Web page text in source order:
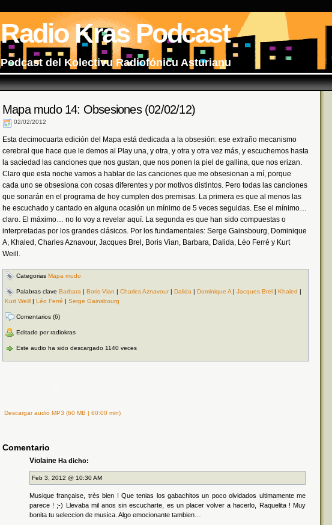
Radio Kras Podcast
Podcast del Kolectivu Radiofónicu Asturianu
Mapa mudo 14: Obsesiones (02/02/12)
02/02/2012
Esta decimocuarta edición del Mapa está dedicada a la obsesión: ese extraño mecanismo
cerebral que hace que le demos al Play una, y otra, y otra y otra vez más, y escuchemos hasta
la saciedad las canciones que nos gustan, que nos ponen la piel de gallina, que nos erizan.
Claro que esta noche vamos a hablar de las canciones que me obsesionan a mí, porque
cada uno se obsesiona con cosas diferentes y por motivos distintos. Pero todas las canciones
que sonarán en el programa de hoy cumplen dos premisas. La primera es que al menos las
he escuchado y cantado en alguna ocasión un mínimo de 5 veces seguidas. Ese el mínimo…
claro. El máximo… no lo voy a revelar aquí. La segunda es que han sido compuestas o
interpretadas por los grandes clásicos. Por los fundamentales: Serge Gainsbourg, Dominique
A, Khaled, Charles Aznavour, Jacques Brel, Boris Vian, Barbara, Dalida, Léo Ferré y Kurt
Weill.
Categorias Mapa mudo
Palabras clave Barbara | Boris Vian | Charles Aznavour| Dalida | Dominique A | Jacques Brel | Khaled |
Kurt Weill | Léo Ferré | Serge Gainsbourg
Comentarios (6)
Editado por radiokras
Este audio ha sido descargado 1140 veces
Descargar audio MP3 (60 MB | 60:00 min)
Comentario
Violaine Ha dicho:
Feb 3, 2012 @ 10:30 AM
Musique française, très bien ! Que tenias los gabachitos un poco olvidados ultimamente me
parece ! ;-) Llevaba mil anos sin escucharte, es un placer volver a hacerlo, Raquelita ! Muy
bonita tu seleccion de musica. Algo emocionante tambien…